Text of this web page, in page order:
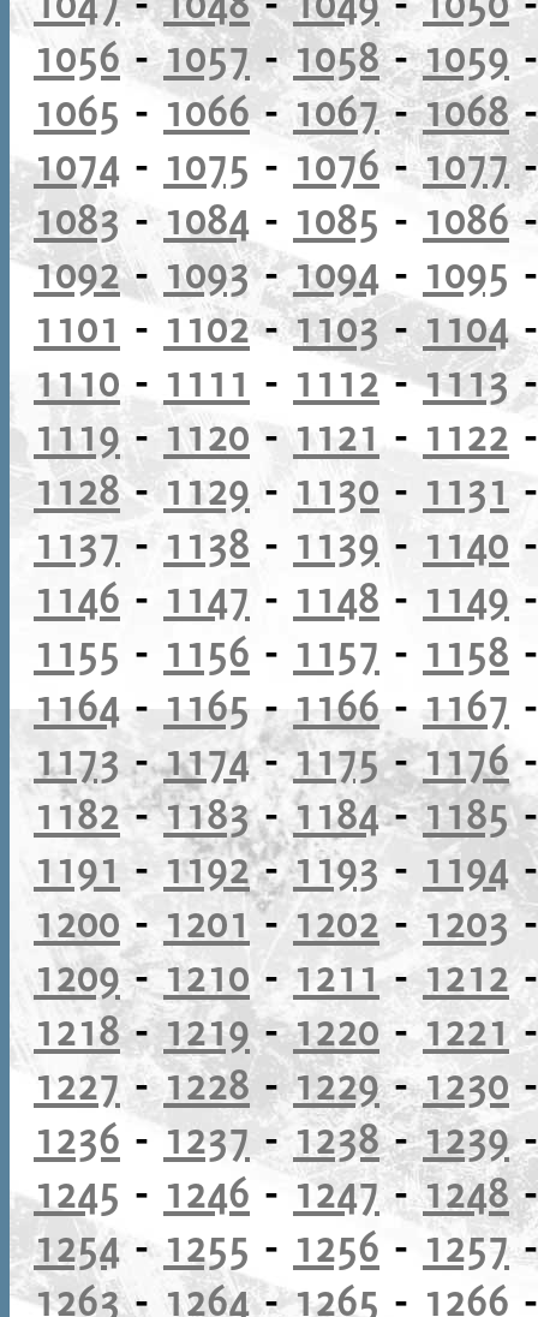
1056 -1057 -1058-1059
1065 - 1066-1067-1068
1074 - 1075 - 1076-1077
1083- 1084 - 1085 - 1086
1092- 1093-1094 - 1095
1101 - 1102-1103- 1104
1110 - 1111 - 1112-1113
1119 - 1120 - 1121 - 1122
1128- 1129 - 1130 - 1131
1137 - 1138 - 1139 - 1140
1146 - 1147 - 1148 - 1149
1155 - 1156 - 1157 - 1158
1164 - 1165 - 1166- 1167
1173-1174-1175-1176
1182-1183-1184-1185
1191 - 1192-1193 - 1194
1200 - 1201 - 1202-1203
1209-1210 - 1211-1212
1218-1219-1220 -1221
1227 -1228-1229-1230
1236 -1237 -1238-1239
1245 - 1246 - 1247-1248
1254- 1255 - 1256 - 1257
1263- 1264-1265 - 1266